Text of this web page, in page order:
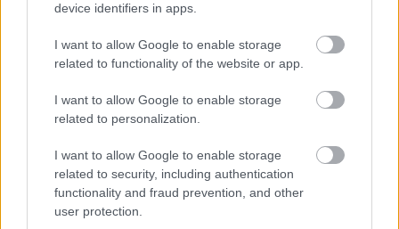
device identifiers in apps.
I want to allow Google to enable storage
related to functionality of the website or app.
I want to allow Google to enable storage
related to personalization.
I want to allow Google to enable storage
related to security, including authentication
functionality and fraud prevention, and other
user protection.
ÉLETMÓD
Robbanhat az egészségügy egyik legsúlyosabb
ügye: Hegedűs Zsolt